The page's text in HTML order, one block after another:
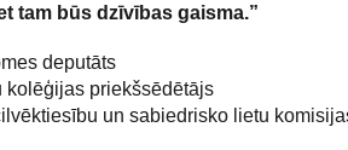
tam būs dzīvības gaisma.”
deputāts
kolēģijas priekšsēdētājs
un sabiedrisko lietu